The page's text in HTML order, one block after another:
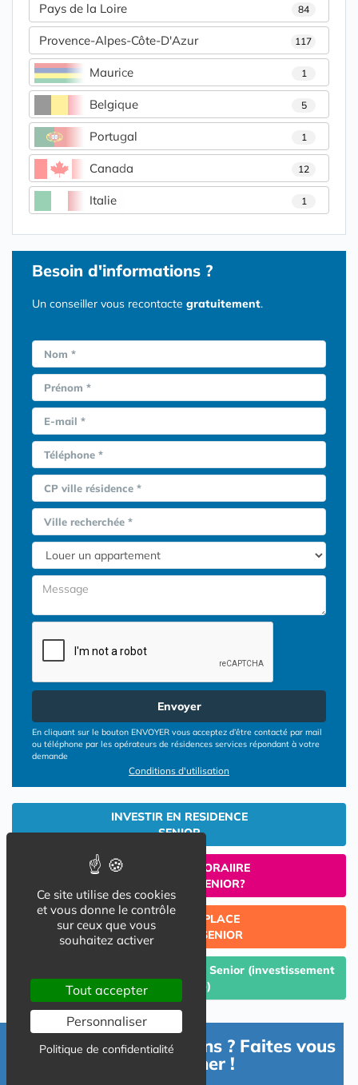
Pays de la Loire 84
Provence-Alpes-Côte-D'Azur 117
Maurice 1
Belgique 5
Portugal 1
Canada 12
Italie 1
Besoin d'informations ?
Un conseiller vous recontacte gratuitement.
Nom *
Prénom *
E-mail *
Téléphone *
CP ville résidence *
Ville recherchée *
Envoyer
En cliquant sur le bouton ENVOYER vous acceptez d’être contacté par mail
ou téléphone par les opérateurs de résidences services répondant à votre
demande
Conditions d'utilisation
INVESTIR EN RESIDENCE
SENIOR
UN SEJOUR TEMPORAIIRE
EN RESIDENCE SENIOR?
TROUVER UNE PLACE
EN RESIDENCE SENIOR
Céder un lot acquis en Résidence Senior (investissement
Lmp/Lmnp)
Besoin d'informations ? Faites vous
accompagner !
Ce site utilise des cookies
et vous donne le contrôle
sur ceux que vous
souhaitez activer
Tout accepter
Personnaliser
Politique de confidentialité